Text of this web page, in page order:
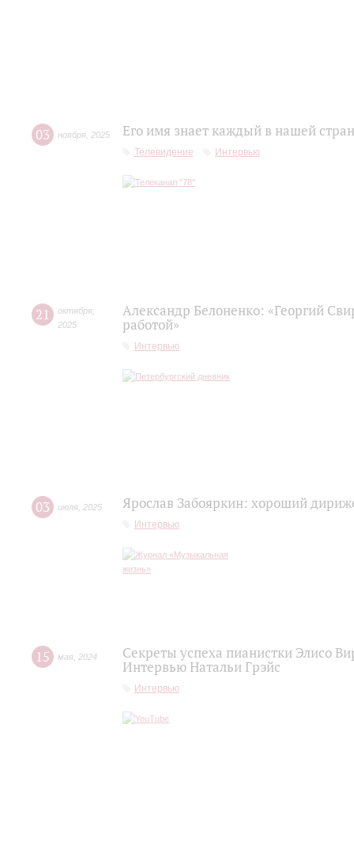
03 ноября 2025 Его имя знает каждый в нашей
Телевидение Интервью
21 октября
2025
Александр Белоненко: «Георгий
работой»
Интервью
03 июля 2025 Ярослав Забояркин: хороший
Интервью
15 мая 2024
Секреты успеха пианистки Элисо
Интервью Натальи Грэйс
Интервью